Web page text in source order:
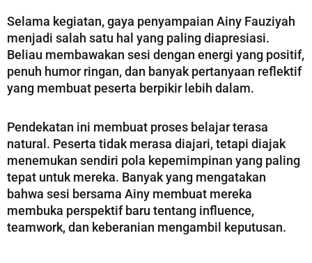
Selama kegiatan, gaya penyampaian Ainy Fauziyah
menjadi salah satu hal yang paling diapresiasi.
Beliau membawakan sesi dengan energi yang positif,
penuh humor ringan, dan banyak pertanyaan reflektif
yang membuat peserta berpikir lebih dalam.
Pendekatan ini membuat proses belajar terasa
natural. Peserta tidak merasa diajari, tetapi diajak
menemukan sendiri pola kepemimpinan yang paling
tepat untuk mereka. Banyak yang mengatakan
bahwa sesi bersama Ainy membuat mereka
membuka perspektif baru tentang influence,
teamwork, dan keberanian mengambil keputusan.